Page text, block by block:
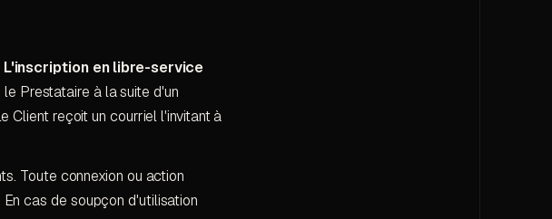
L'inscription en libre-service
Prestataire à la suite d'un
Client reçoit un courriel l'invitant à
Toute connexion ou action
cas de soupçon d'utilisation